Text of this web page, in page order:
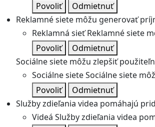
Povoliť
Odmietnuť
Reklamné siete môžu generovať
Reklamná sieť Reklamné siete
Povoliť
Odmietnuť
Sociálne siete môžu zlepšiť
Sociálne sieteSociálne siete
Povoliť
Odmietnuť
Služby zdieľania videa pomáhajú
Videá Služby zdieľania videa